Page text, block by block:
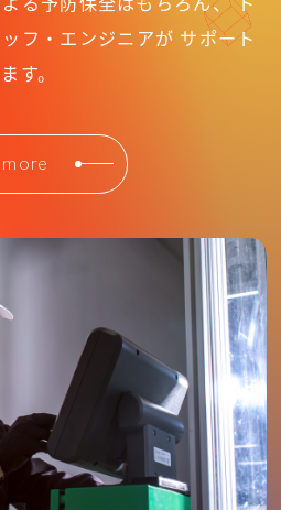
フ・エンジニアが サポート
す。